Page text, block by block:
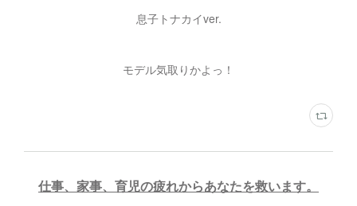
息子トナカイver.
モデル気取りかよっ！
仕事、家事、育児の疲れからあなたを救います。